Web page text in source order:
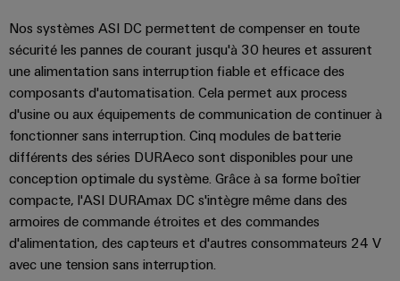
raccordement
équipés
Boîtiers
modifiés
et
équipés
Assemblage
de
câbles
spécifiques
Nos systèmes ASI DC permettent de compenser en toute
sécurité les pannes de courant jusqu'à 30 heures et assurent
une alimentation sans interruption fiable et efficace des
composants d'automatisation. Cela permet aux process
d'usine ou aux équipements de communication de continuer à
fonctionner sans interruption. Cinq modules de batterie
différents des séries DURAeco sont disponibles pour une
conception optimale du système. Grâce à sa forme boîtier
compacte, l'ASI DURAmax DC s'intègre même dans des
armoires de commande étroites et des commandes
d'alimentation, des capteurs et d'autres consommateurs 24 V
avec une tension sans interruption.